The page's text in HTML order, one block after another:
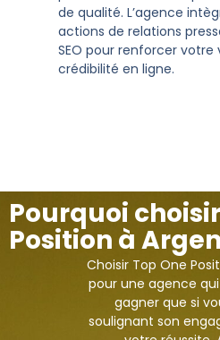
de qualité. L’agence
actions de relations
SEO pour renforcer votre
crédibilité en ligne.
Pourquoi
Position à
Choisir Top One
pour une agence
gagner que si
soulignant son